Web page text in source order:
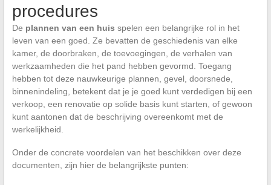
procedures
De plannen van een huis spelen een belangrijke rol in het
leven van een goed. Ze bevatten de geschiedenis van elke
kamer, de doorbraken, de toevoegingen, de verhalen van
werkzaamheden die het pand hebben gevormd. Toegang
hebben tot deze nauwkeurige plannen, gevel, doorsnede,
binnenindeling, betekent dat je je goed kunt verdedigen bij een
verkoop, een renovatie op solide basis kunt starten, of gewoon
kunt aantonen dat de beschrijving overeenkomt met de
werkelijkheid.
Onder de concrete voordelen van het beschikken over deze
documenten, zijn hier de belangrijkste punten: